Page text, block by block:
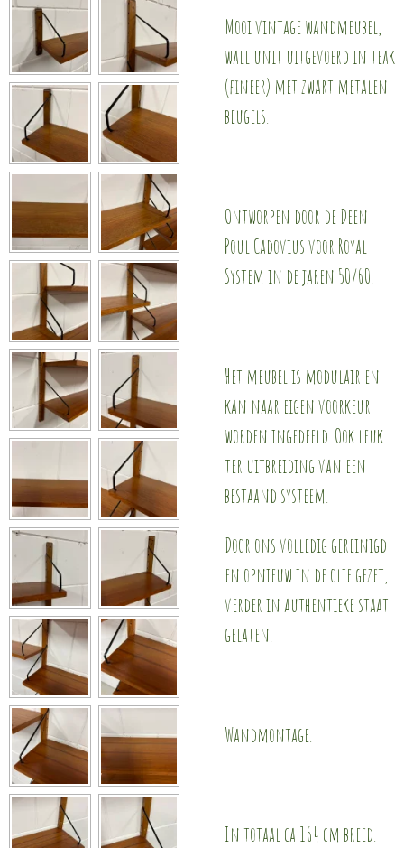
Mooi vintage wandmeubel,
wall unit uitgevoerd in teak
(fineer) met zwart metalen
beugels.
Ontworpen door de Deen
Poul Cadovius voor Royal
System in de jaren 50/60.
Het meubel is modulair en
kan naar eigen voorkeur
worden ingedeeld. Ook leuk
ter uitbreiding van een
bestaand systeem.
Door ons volledig gereinigd
en opnieuw in de olie gezet,
verder in authentieke staat
gelaten.
Wandmontage.
In totaal ca 164 cm breed.